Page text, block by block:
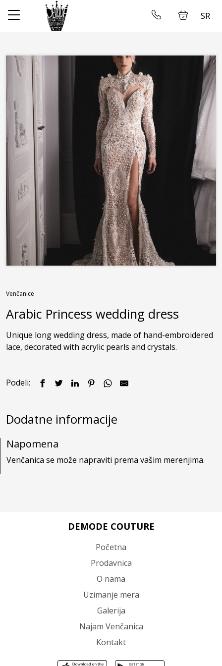
✕
Prodavnica
O nama
Uzimanje mera
Galerija
Najam Venčanica
Kontakt
SR
Venčanice
Arabic Princess wedding dress
Unique long wedding dress, made of hand-embroidered
lace, decorated with acrylic pearls and crystals.
Podeli:
Dodatne informacije
Napomena
Venčanica se može napraviti prema vašim merenjima.
DEMODE COUTURE
Početna
Prodavnica
O nama
Uzimanje mera
Galerija
Najam Venčanica
Kontakt